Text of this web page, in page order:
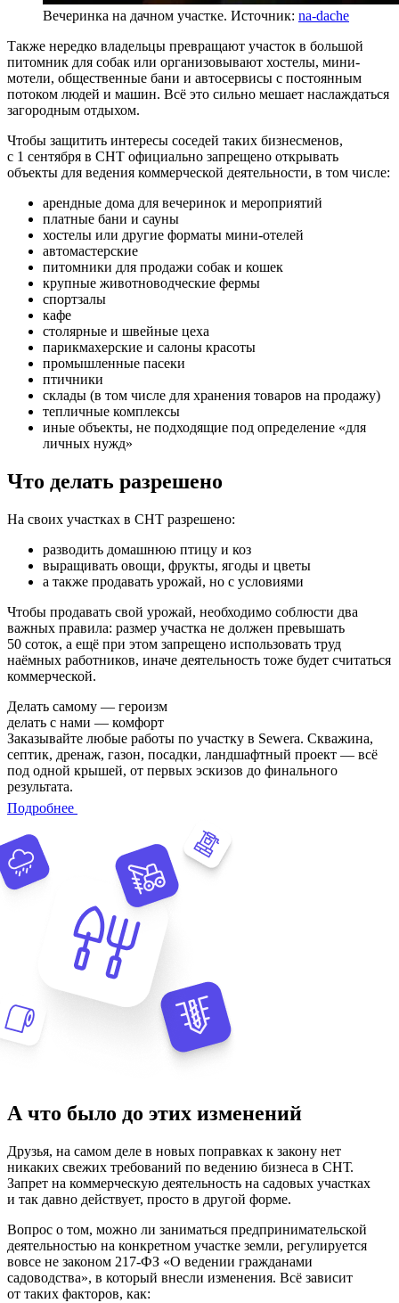
Вечеринка на дачном участке. Источник: na-dache
Также нередко владельцы превращают участок в большой
питомник для собак или организовывают хостелы, мини-
мотели, общественные бани и автосервисы с постоянным
потоком людей и машин. Всё это сильно мешает наслаждаться
загородным отдыхом.
Чтобы защитить интересы соседей таких бизнесменов,
с 1 сентября в СНТ официально запрещено открывать
объекты для ведения коммерческой деятельности, в том числе:
арендные дома для вечеринок и мероприятий
платные бани и сауны
хостелы или другие форматы мини-отелей
автомастерские
питомники для продажи собак и кошек
крупные животноводческие фермы
спортзалы
кафе
столярные и швейные цеха
парикмахерские и салоны красоты
промышленные пасеки
птичники
склады (в том числе для хранения товаров на продажу)
тепличные комплексы
иные объекты, не подходящие под определение «для
личных нужд»
Что делать разрешено
На своих участках в СНТ разрешено:
разводить домашнюю птицу и коз
выращивать овощи, фрукты, ягоды и цветы
а также продавать урожай, но с условиями
Чтобы продавать свой урожай, необходимо соблюсти два
важных правила: размер участка не должен превышать
50 соток, а ещё при этом запрещено использовать труд
наёмных работников, иначе деятельность тоже будет считаться
коммерческой.
Делать самому — героизм
делать с нами — комфорт
Заказывайте любые работы по участку в Sewera. Скважина,
септик, дренаж, газон, посадки, ландшафтный проект — всё
под одной крышей, от первых эскизов до финального
результата.
Подробнее
А что было до этих изменений
Друзья, на самом деле в новых поправках к закону нет
никаких свежих требований по ведению бизнеса в СНТ.
Запрет на коммерческую деятельность на садовых участках
и так давно действует, просто в другой форме.
Вопрос о том, можно ли заниматься предпринимательской
деятельностью на конкретном участке земли, регулируется
вовсе не законом 217-ФЗ «О ведении гражданами
садоводства», в который внесли изменения. Всё зависит
от таких факторов, как: